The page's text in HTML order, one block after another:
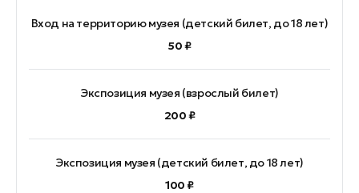
Вход на территорию музея (детский билет, до 18 лет)
50 ₽
Экспозиция музея (взрослый билет)
200 ₽
Экспозиция музея (детский билет, до 18 лет)
100 ₽